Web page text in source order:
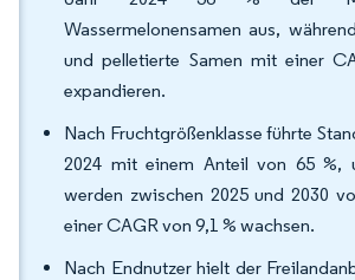
Wassermelonensamen aus,
und pelletierte Samen mit einer
expandieren.
Nach Fruchtgrößenklasse führte
2024 mit einem Anteil von 65 %,
werden zwischen 2025 und 2030
einer CAGR von 9,1 % wachsen.
Nach Endnutzer hielt der